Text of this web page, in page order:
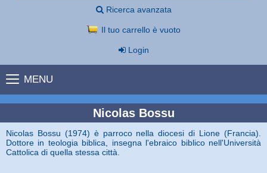
Ricerca avanzata
Il tuo carrello è vuoto
Login
MENU
Nicolas Bossu
Nicolas Bossu (1974) è parroco nella diocesi di Lione (Francia).
Dottore in teologia biblica, insegna l'ebraico biblico nell'Università
Cattolica di quella stessa città.